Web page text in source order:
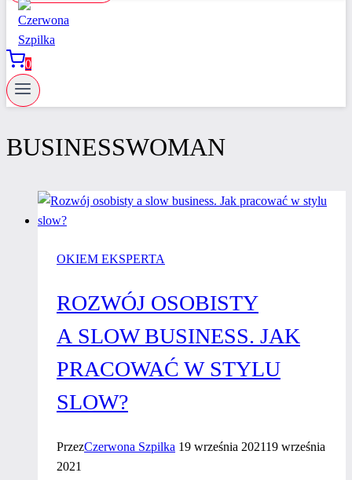
0
BUSINESSWOMAN
OKIEM EKSPERTA
ROZWÓJ OSOBISTY
A SLOW BUSINESS. JAK
PRACOWAĆ W STYLU
SLOW?
PrzezCzerwona Szpilka 19 września 202119 września
2021